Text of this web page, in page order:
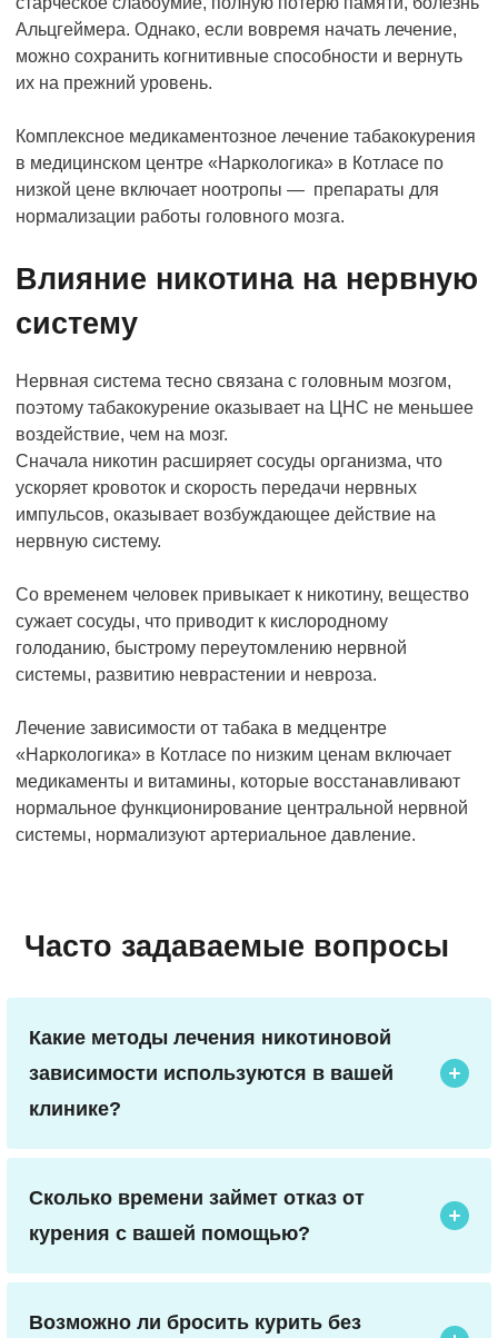
Альцгеймера. Однако, если вовремя начать лечение,
можно сохранить когнитивные способности и вернуть
их на прежний уровень.
Комплексное медикаментозное лечение табакокурения
в медицинском центре «Наркологика» в Котласе по
низкой цене включает ноотропы — препараты для
нормализации работы головного мозга.
Влияние никотина на нервную
систему
Нервная система тесно связана с головным мозгом,
поэтому табакокурение оказывает на ЦНС не меньшее
воздействие, чем на мозг.
Сначала никотин расширяет сосуды организма, что
ускоряет кровоток и скорость передачи нервных
импульсов, оказывает возбуждающее действие на
нервную систему.
Со временем человек привыкает к никотину, вещество
сужает сосуды, что приводит к кислородному
голоданию, быстрому переутомлению нервной
системы, развитию неврастении и невроза.
Лечение зависимости от табака в медцентре
«Наркологика» в Котласе по низким ценам включает
медикаменты и витамины, которые восстанавливают
нормальное функционирование центральной нервной
системы, нормализуют артериальное давление.
Часто задаваемые вопросы
Какие методы лечения никотиновой
зависимости используются в вашей
клинике?
терапия, препараты для снижения тяги),
психотерапевтические сеансы (когнитивно-поведенческая
терапия) и обучение стратегиям управления стрессом.
Индивидуальный план подбирается с учетом стажа
Сколько времени займет отказ от
курения с вашей помощью?
от 4 до 12 недель, но долгосрочные изменения
Возможно ли бросить курить без